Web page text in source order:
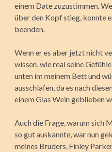
einem Date zuzustimmen.
über den Kopf stieg, konnte
beenden.
Wenn er es aber jetzt nicht
wissen, wie real seine
unten im meinem Bett und
ausschlafen, da es nach
einem Glas Wein geblieben
Auch die Frage, warum sich
so gut auskannte, war nun
meines Bruders, Finley